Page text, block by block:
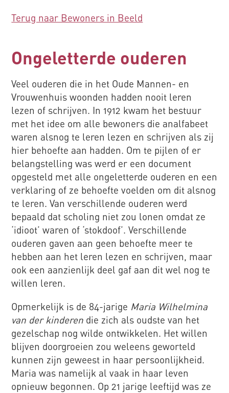
Terug naar Bewoners in Beeld
Ongeletterde ouderen
Veel ouderen die in het Oude Mannen- en
Vrouwenhuis woonden hadden nooit leren
lezen of schrijven. In 1912 kwam het bestuur
met het idee om alle bewoners die analfabeet
waren alsnog te leren lezen en schrijven als zij
hier behoefte aan hadden. Om te pijlen of er
belangstelling was werd er een document
opgesteld met alle ongeletterde ouderen en een
verklaring of ze behoefte voelden om dit alsnog
te leren. Van verschillende ouderen werd
bepaald dat scholing niet zou lonen omdat ze
‘idioot’ waren of ‘stokdoof’. Verschillende
ouderen gaven aan geen behoefte meer te
hebben aan het leren lezen en schrijven, maar
ook een aanzienlijk deel gaf aan dit wel nog te
willen leren.
Opmerkelijk is de 84-jarige Maria Wilhelmina
van der kinderen die zich als oudste van het
gezelschap nog wilde ontwikkelen. Het willen
blijven doorgroeien zou weleens geworteld
kunnen zijn geweest in haar persoonlijkheid.
Maria was namelijk al vaak in haar leven
opnieuw begonnen. Op 21 jarige leeftijd was ze